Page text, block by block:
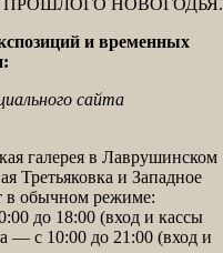
и временных
сайта
галерея в Лаврушинском
Третьяковка и Западное
в обычном режиме:
до 18:00 (вход и кассы
— с 10:00 до 21:00 (вход и